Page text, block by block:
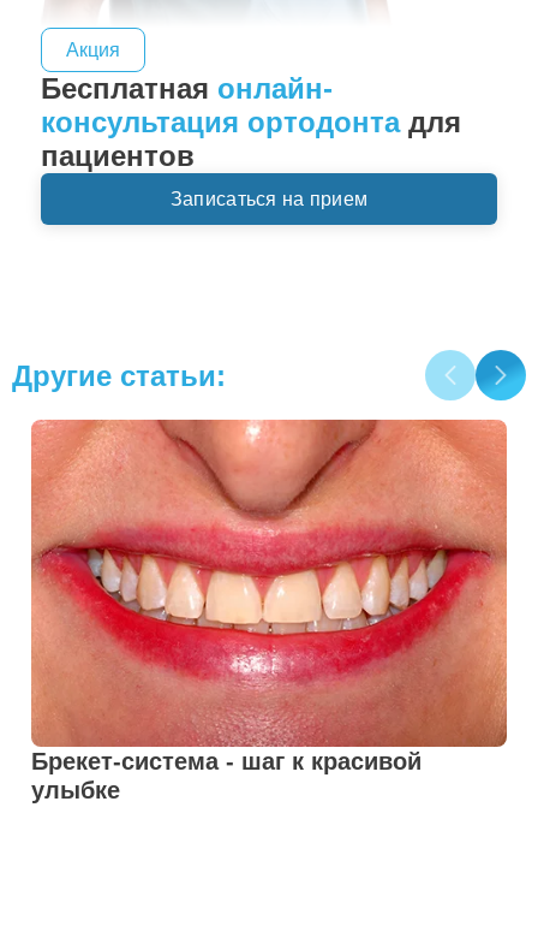
Акция
Бесплатная онлайн-
консультация ортодонтадля
пациентов
Записаться на прием
Другие статьи:
Брекет-система - шаг к красивой
улыбке